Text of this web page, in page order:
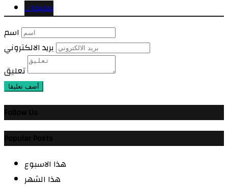
تعليقات
اسم
بريد الالكتروني
تعليق
أضف تعليقا
هذا الاسبوع
هذا الشهر